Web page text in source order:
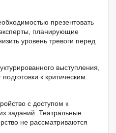
презентовать
планирующие
уровень тревоги перед
выступления,
к критическим
с доступом к
заданий. Театральные
не рассматриваются